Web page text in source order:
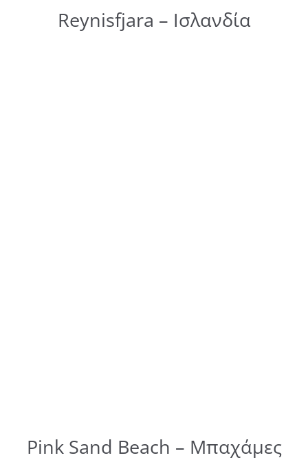
Reynisfjara – Ισλανδία
Pink Sand Beach – Μπαχάμες